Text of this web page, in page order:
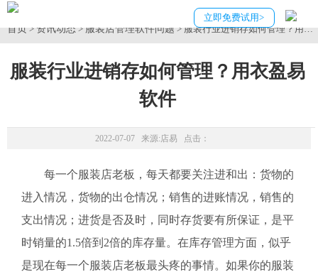
立即免费试用>
首页>资讯动态>服装店管理软件问题> 服装行业进销存如何管理？用衣
服装行业进销存如何管理？用衣盈易
软件
2022-07-07 来源:店易 点击：
每一个服装店老板，每天都要关注进和出：货物的
进入情况，货物的出仓情况；销售的进账情况，销售的
支出情况；进货是否及时，同时存货要有所保证，是平
时销量的1.5倍到2倍的库存量。在库存管理方面，似乎
是现在每一个服装店老板最头疼的事情。如果你的服装